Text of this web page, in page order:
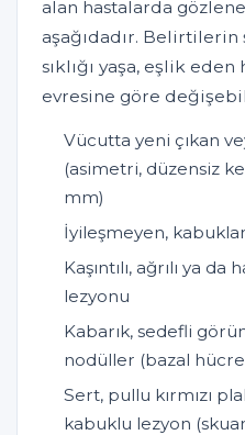
alan hastalarda
aşağıdadır.
sıklığı yaşa, eşlik eden
evresine göre
Vücutta yeni çıkan
(asimetri, düzensiz
mm)
İyileşmeyen,
Kaşıntılı, ağrılı ya
lezyonu
Kabarık, sedefli
nodüller (bazal
Sert, pullu kırmızı
kabuklu lezyon